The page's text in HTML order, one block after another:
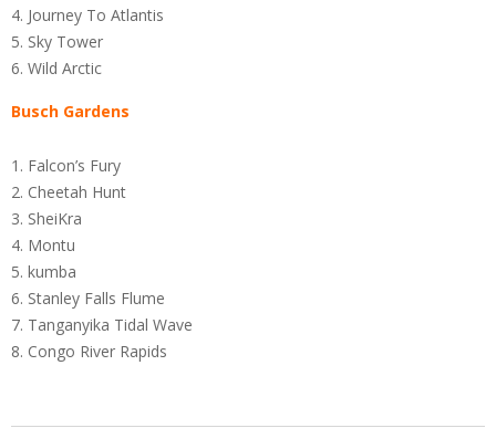
Journey To Atlantis
Sky Tower
Wild Arctic
Busch Gardens
Falcon’s Fury
Cheetah Hunt
SheiKra
Montu
kumba
Stanley Falls Flume
Tanganyika Tidal Wave
Congo River Rapids